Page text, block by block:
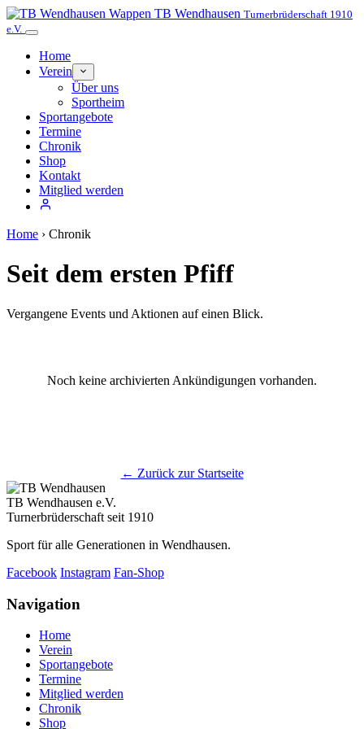
TB Wendhausen Turnerbrüderschaft 1910
e.V.
Home
Verein
Über uns
Sportheim
Sportangebote
Termine
Chronik
Shop
Kontakt
Mitglied werden
Home › Chronik
Seit dem ersten Pfiff
Vergangene Events und Aktionen auf einen Blick.
Noch keine archivierten Ankündigungen vorhanden.
← Zurück zur Startseite
TB Wendhausen e.V.
Turnerbrüderschaft seit 1910
Sport für alle Generationen in Wendhausen.
Facebook Instagram Fan-Shop
Navigation
Home
Verein
Sportangebote
Termine
Mitglied werden
Chronik
Shop